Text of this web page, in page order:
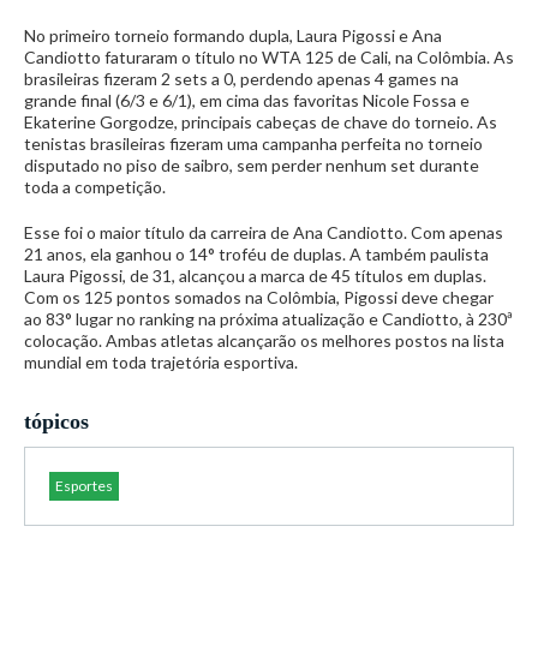
No primeiro torneio formando dupla, Laura Pigossi e Ana
Candiotto faturaram o título no WTA 125 de Cali, na Colômbia. As
brasileiras fizeram 2 sets a 0, perdendo apenas 4 games na
grande final (6/3 e 6/1), em cima das favoritas Nicole Fossa e
Ekaterine Gorgodze, principais cabeças de chave do torneio. As
tenistas brasileiras fizeram uma campanha perfeita no torneio
disputado no piso de saibro, sem perder nenhum set durante
toda a competição.
Esse foi o maior título da carreira de Ana Candiotto. Com apenas
21 anos, ela ganhou o 14° troféu de duplas. A também paulista
Laura Pigossi, de 31, alcançou a marca de 45 títulos em duplas.
Com os 125 pontos somados na Colômbia, Pigossi deve chegar
ao 83° lugar no ranking na próxima atualização e Candiotto, à 230ª
colocação. Ambas atletas alcançarão os melhores postos na lista
mundial em toda trajetória esportiva.
tópicos
Esportes